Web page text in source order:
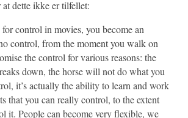
dette ikke er tilfellet:
control in movies, you become an
control, from the moment you walk on
the control for various reasons: the
down, the horse will not do what you
it’s actually the ability to learn and work
that you can really control, to the extent
it. People can become very flexible, we